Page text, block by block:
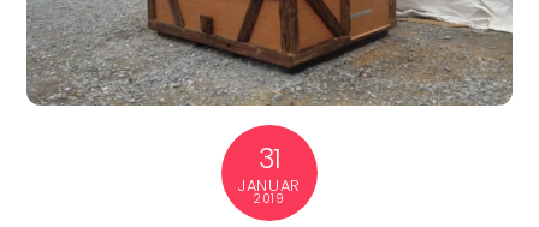
31
JANUAR
2019